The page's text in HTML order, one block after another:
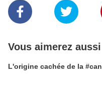
Vous aimerez aussi
L'origine cachée de la